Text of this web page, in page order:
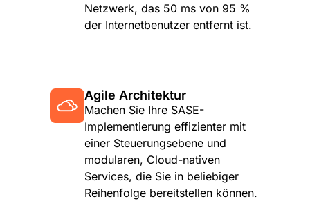
Netzwerk, das 50 ms von 95 %
der Internetbenutzer entfernt ist.
Agile Architektur
Machen Sie Ihre SASE-
Implementierung effizienter mit
einer Steuerungsebene und
modularen, Cloud-nativen
Services, die Sie in beliebiger
Reihenfolge bereitstellen können.